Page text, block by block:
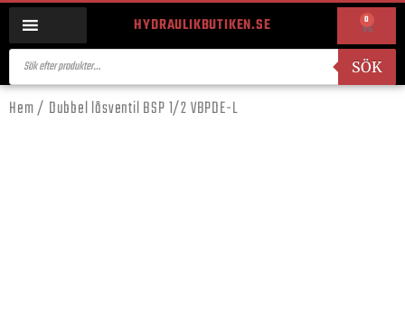
HYDRAULIKBUTIKEN.SE 0
SÖK
Hem/ Dubbel låsventil BSP 1/2 VBPDE-L